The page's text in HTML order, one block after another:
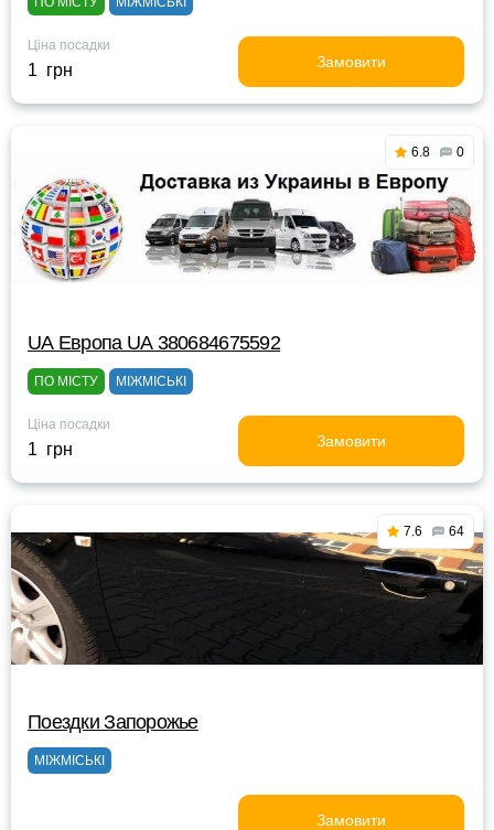
Ціна посадки
1 грн Замовити
6.8 0
UА Европа UА 380684675592
ПО МІСТУ МІЖМІСЬКІ
Ціна посадки
1 грн Замовити
7.6 64
Поездки Запорожье
МІЖМІСЬКІ
Замовити